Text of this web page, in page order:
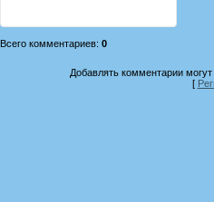
Всего комментариев: 0
Добавлять комментарии
[